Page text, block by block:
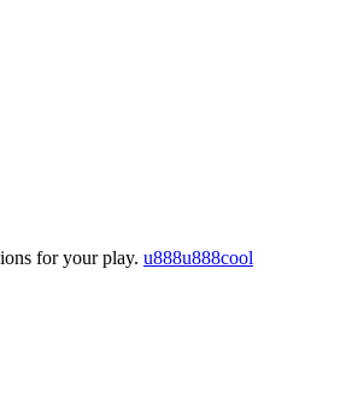
for your play. u888u888cool